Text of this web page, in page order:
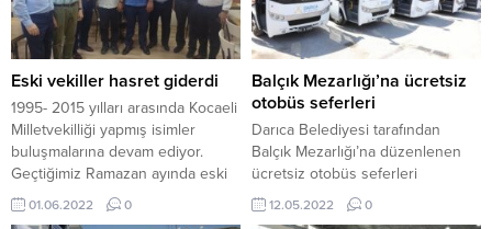
Sevgi Çiler ve Gülay Körükmez
bölgenin tarihi ve turizm
dokusunu tanıttılar. Gebze,
Darıca, Dilovası ve...
Şafak’ın golleriyle 3-1 kazandı. 33
maçta 56 puana ulaşan
Kocaelispor U19 ligde dördüncü
sıraya çıktı. Temsilcimiz bir...
Eski vekiller hasret giderdi
1995- 2015 yılları arasında Kocaeli
Milletvekilliği yapmış isimler
buluşmalarına devam ediyor.
Geçtiğimiz Ramazan ayında eski
ANAP Kocaeli Milletvekili Sefer
Ekşi’nin ev sahipliğinde bir araya
01.06.2022 0
Balçık Mezarlığı’na ücretsiz
otobüs seferleri
Darıca Belediyesi tarafından
Balçık Mezarlığı’na düzenlenen
ücretsiz otobüs seferleri
vatandaşlardan gelen yoğun talep
sonrası haftada iki güne çıkarıldı.
12.05.2022 0